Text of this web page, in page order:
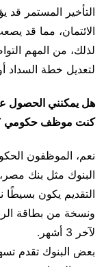
التأخير المستمر قد
الائتمان، مما قد
لذلك، من المهم
لتعديل خطة السداد
هل يمكنني الحصول
كنت موظف حكومي
نعم، الموظفون
البنوك مثل بنك
التقديم يكون بسيطًا
ونسخة من بطاقة
لآخر 3 أشهر.
بعض البنوك تقدم